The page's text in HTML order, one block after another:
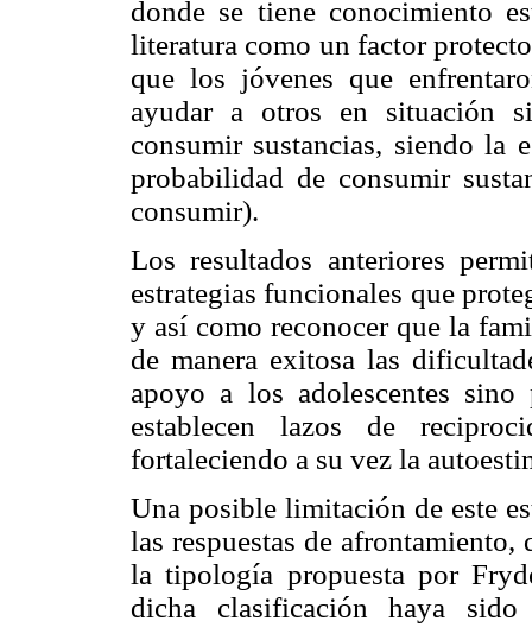
donde se tiene conocimiento
literatura como un factor
que los jóvenes que
ayudar a otros en situación
consumir sustancias, siendo la
probabilidad de consumir
consumir).
Los resultados anteriores
estrategias funcionales que
y así como reconocer que la
de manera exitosa las
apoyo a los adolescentes
establecen lazos de
fortaleciendo a su vez la
Una posible limitación de este
las respuestas de
la tipología propuesta por
dicha clasificación haya